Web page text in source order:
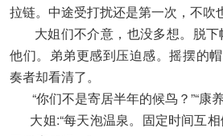
拉链。中途受打扰还是第一次，不吹
大姐们不介意，也没多想。脱下
他们。弟弟更感到压迫感。摇摆的
奏者却看清了。
“你们不是寄居半年的候鸟？”“康
大姐:“每天泡温泉。固定时间互